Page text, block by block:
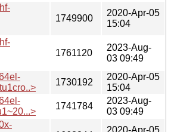
1749900
2020-Apr-05
15:04
1761120
2023-Aug-
03 09:49
1730192
2020-Apr-05
15:04
1741784
2023-Aug-
03 09:49
2020-Apr-05